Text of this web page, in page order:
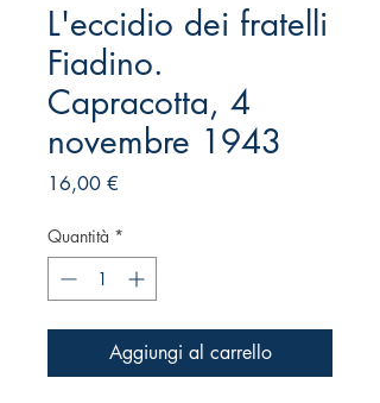
L'eccidio dei fratelli
Fiadino.
Capracotta, 4
novembre 1943
16,00 €
Quantità *
Aggiungi al carrello